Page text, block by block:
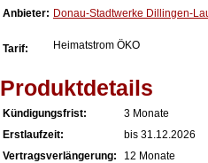
Anbieter: Donau-Stadtwerke Dillingen-
Tarif: Heimatstrom ÖKO
Produktdetails
Kündigungsfrist:
3 Monate
Erstlaufzeit:
bis 31.12.2026
Vertragsverlängerung:
12 Monate